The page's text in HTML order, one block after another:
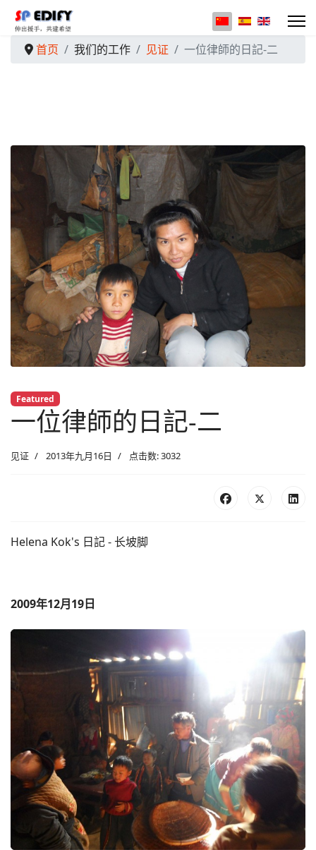
选择你的语音
首页
我们的工作 见证 一位律師的日記-二
Featured
一位律師的日記-二
见证 2013年九月16日 点击数: 3032
Helena Kok's 日記 - 长坡脚
2009年12月19日